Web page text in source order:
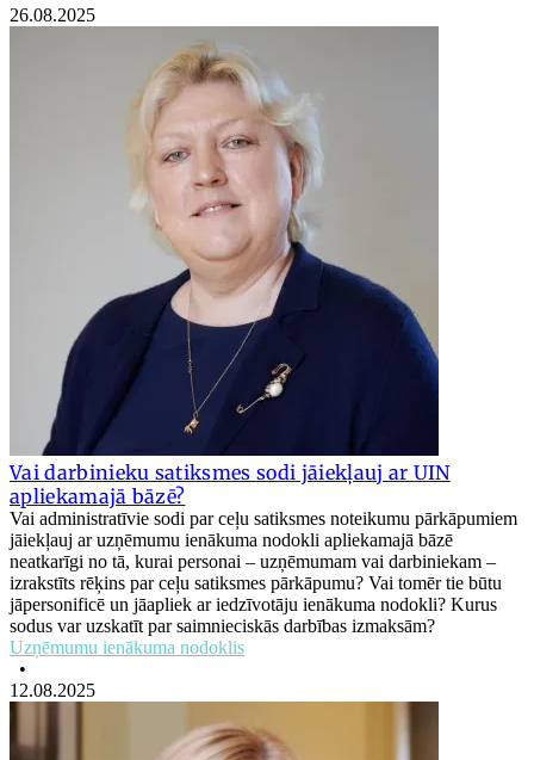
26.08.2025
Vai darbinieku satiksmes sodi jāiekļauj ar UIN
apliekamajā bāzē?
Vai administratīvie sodi par ceļu satiksmes noteikumu pārkāpumiem
jāiekļauj ar uzņēmumu ienākuma nodokli apliekamajā bāzē
neatkarīgi no tā, kurai personai ­– uzņēmumam vai darbiniekam ­–
izrakstīts rēķins par ceļu satiksmes pārkāpumu? Vai tomēr tie būtu
jāpersonificē un jāapliek ar iedzīvotāju ienākuma nodokli? Kurus
sodus var uzskatīt par saimnieciskās darbības izmaksām?
Uzņēmumu ienākuma nodoklis
•
12.08.2025